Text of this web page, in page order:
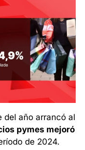
del año arrancó al
pymes mejoró
de 2024.